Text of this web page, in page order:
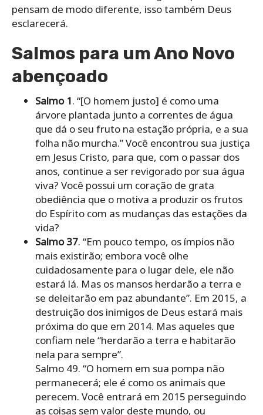
pensam de modo diferente, isso também Deus
esclarecerá.
Salmos para um Ano Novo
abençoado
Salmo 1. “[O homem justo] é como uma
árvore plantada junto a correntes de água
que dá o seu fruto na estação própria, e a sua
folha não murcha.” Você encontrou sua justiça
em Jesus Cristo, para que, com o passar dos
anos, continue a ser revigorado por sua água
viva? Você possui um coração de grata
obediência que o motiva a produzir os frutos
do Espírito com as mudanças das estações da
vida?
Salmo 37. “Em pouco tempo, os ímpios não
mais existirão; embora você olhe
cuidadosamente para o lugar dele, ele não
estará lá. Mas os mansos herdarão a terra e
se deleitarão em paz abundante”. Em 2015, a
destruição dos inimigos de Deus estará mais
próxima do que em 2014. Mas aqueles que
confiam nele “herdarão a terra e habitarão
nela para sempre”.
Salmo 49. “O homem em sua pompa não
permanecerá; ele é como os animais que
perecem. Você entrará em 2015 perseguindo
as coisas sem valor deste mundo, ou